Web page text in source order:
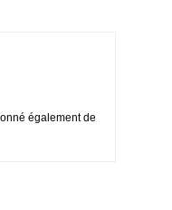
également de